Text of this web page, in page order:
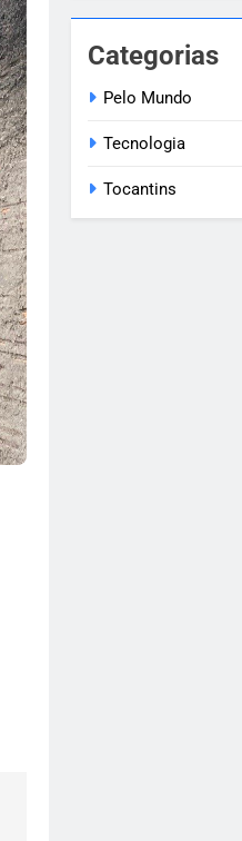
Categorias
Pelo Mundo
Tecnologia
Tocantins